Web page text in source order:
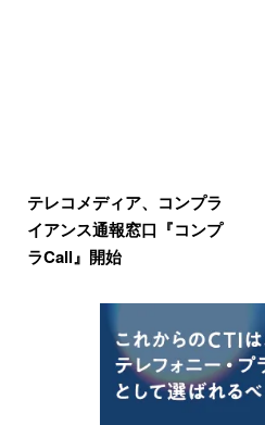
テレコメディア、コンプラ
イアンス通報窓口『コンプ
ラCall』開始